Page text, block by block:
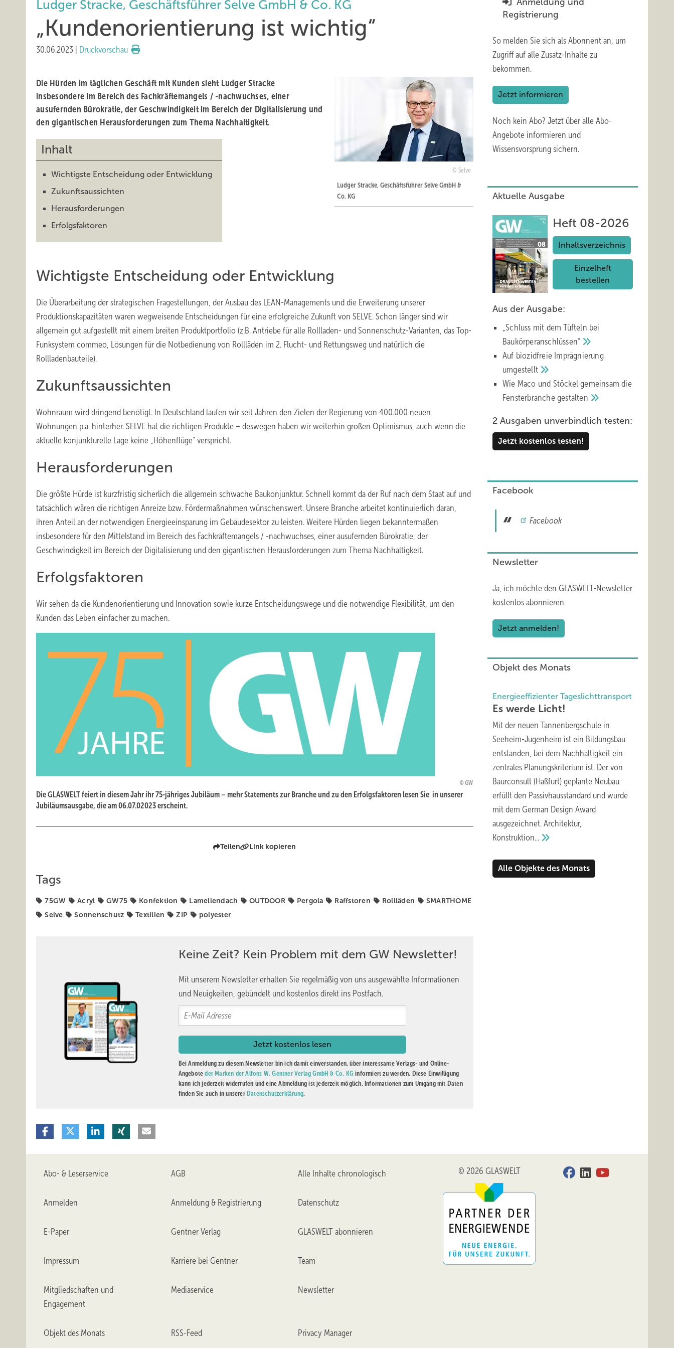
Ludger Stracke, Geschäftsführer Selve GmbH & Co. KG
„Kundenorientierung ist wichtig“
30.06.2023 Druckvorschau
Selve
Ludger Stracke, Geschäftsführer Selve GmbH &
Co. KG
Die Hürden im täglichen Geschäft mit Kunden sieht Ludger Stracke
insbesondere im Bereich des Fachkräftemangels / -nachwuchses, einer
ausufernden Bürokratie, der Geschwindigkeit im Bereich der Digitalisierung und
den gigantischen Herausforderungen zum Thema Nachhaltigkeit.
Inhalt
Wichtigste Entscheidung oder Entwicklung
Zukunftsaussichten
Herausforderungen
Erfolgsfaktoren
Wichtigste Entscheidung oder Entwicklung
Die Überarbeitung der strategischen Fragestellungen, der Ausbau des LEAN-Managements und die Erweiterung unserer
Produktionskapazitäten waren wegweisende Entscheidungen für eine erfolgreiche Zukunft von SELVE. Schon länger sind wir
allgemein gut aufgestellt mit einem breiten Produktportfolio (z.B. Antriebe für alle Rollladen- und Sonnenschutz-Varianten, das Top-
Funksystem commeo, Lösungen für die Notbedienung von Rollläden im 2. Flucht- und Rettungsweg und natürlich die
Rollladenbauteile).
Zukunftsaussichten
Wohnraum wird dringend benötigt. In Deutschland laufen wir seit Jahren den Zielen der Regierung von 400.000 neuen
Wohnungen p.a. hinterher. SELVE hat die richtigen Produkte – deswegen haben wir weiterhin großen Optimismus, auch wenn die
aktuelle konjunkturelle Lage keine „Höhenflüge“ verspricht.
Herausforderungen
Die größte Hürde ist kurzfristig sicherlich die allgemein schwache Baukonjunktur. Schnell kommt da der Ruf nach dem Staat auf und
tatsächlich wären die richtigen Anreize bzw. Fördermaßnahmen wünschenswert. Unsere Branche arbeitet kontinuierlich daran,
ihren Anteil an der notwendigen Energieeinsparung im Gebäudesektor zu leisten. Weitere Hürden liegen bekanntermaßen
insbesondere für den Mittelstand im Bereich des Fachkräftemangels / -nachwuchses, einer ausufernden Bürokratie, der
Geschwindigkeit im Bereich der Digitalisierung und den gigantischen Herausforderungen zum Thema Nachhaltigkeit.
Erfolgsfaktoren
Wir sehen da die Kundenorientierung und Innovation sowie kurze Entscheidungswege und die notwendige Flexibilität, um den
Kunden das Leben einfacher zu machen.
GW
Die GLASWELT feiert in diesem Jahr ihr 75-jähriges Jubiläum – mehr Statements zur Branche und zu den Erfolgsfaktoren lesen Sie in unserer
Jubiläumsausgabe, die am 06.07.02023 erscheint.
Teilen Link kopieren
Tags
75GW Acryl GW75 Konfektion Lamellendach OUTDOOR Pergola Raffstoren Rollläden
SMARTHOME
Selve
Sonnenschutz Textilien ZIP polyester
Keine Zeit? Kein Problem mit dem GW Newsletter!
Mit unserem Newsletter erhalten Sie regelmäßig von uns ausgewählte Informationen
und Neuigkeiten, gebündelt und kostenlos direkt ins Postfach.
Bei Anmeldung zu diesem Newsletter bin ich damit einverstanden, über interessante Verlags- und Online-
Angeboteder Marken der Alfons W. Gentner Verlag GmbH & Co. KG informiert zu werden. Diese Einwilligung
kann ich jederzeit widerrufen und eine Abmeldung ist jederzeit möglich. Informationen zum Umgang mit Daten
finden Sie auch in unserer Datenschutzerklärung.
Anmeldung und
Registrierung
So melden Sie sich als Abonnent an, um
Zugriff auf alle Zusatz-Inhalte zu
bekommen.
Jetzt informieren
Noch kein Abo? Jetzt über alle Abo-
Angebote informieren und
Wissensvorsprung sichern.
Aktuelle Ausgabe
Heft 08-2026
Inhaltsverzeichnis
Einzelheft
bestellen
Aus der Ausgabe:
„Schluss mit d em Tüfteln bei
Baukörperanschlüssen“
Auf biozidfreie Imprägnierung
umgestellt
Wie Maco und Stöckel gemeinsam die
Fensterbranche gestalten
2 Ausgaben unverbindlich testen:
Jetzt kostenlos testen!
Facebook
Facebook
Newsletter
Ja, ich möchte den GLASWELT-Newsletter
kostenlos abonnieren.
Jetzt anmelden!
Objekt des Monats
Energieeffizienter Tageslichttransport
Es werde Licht!
Mit der neuen Tannenbergschule in
Seeheim-Jugenheim ist ein Bildungsbau
entstanden, bei dem Nachhaltigkeit ein
zentrales Planungskriterium ist. Der von
Baurconsult (Haßfurt) geplante Neubau
erfüllt den Passivhausstandard und wurde
mit dem German Design Award
ausgezeichnet. Architektur,
Konstruktion...
Alle Objekte des Monats
Abo- & Leserservice AGB Alle Inhalte chronologisch
Anmelden Anmeldung & Registrierung Datenschutz
E-Paper Gentner Verlag GLASWELT abonnieren
Impressum Karriere bei Gentner Team
Mitgliedschaften und
Engagement
Mediaservice Newsletter
Objekt des Monats RSS-Feed Privacy Manager
© 2026 GLASWELT